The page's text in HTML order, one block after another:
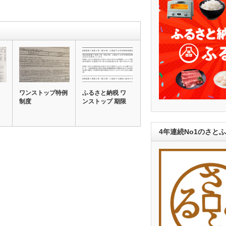
ワンストップ特例
制度
ふるさと納税 ワ
ンストップ 期限
4年連続No1のさと